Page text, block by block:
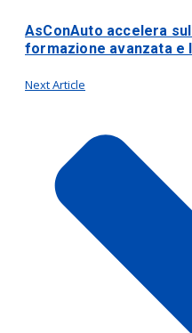
AsConAuto accelera
formazione avanzata e
Next Article